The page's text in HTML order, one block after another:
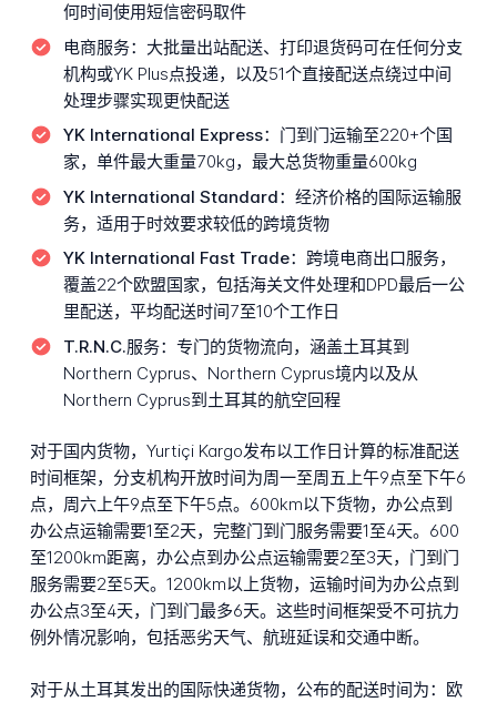
何时间使用短信密码取件
电商服务： 大批量出站配送、打印退货码可在任何分支
机构或YK Plus点投递，以及51个直接配送点绕过中间
处理步骤实现更快配送
YK International Express： 门到门运输至220+个国
家，单件最大重量70kg，最大总货物重量600kg
YK International Standard： 经济价格的国际运输服
务，适用于时效要求较低的跨境货物
YK International Fast Trade： 跨境电商出口服务，
覆盖22个欧盟国家，包括海关文件处理和DPD最后一公
里配送，平均配送时间7至10个工作日
T.R.N.C.服务： 专门的货物流向，涵盖土耳其到
Northern Cyprus、Northern Cyprus境内以及从
Northern Cyprus到土耳其的航空回程
对于国内货物，Yurtiçi Kargo发布以工作日计算的标准配送
时间框架，分支机构开放时间为周一至周五上午9点至下午6
点，周六上午9点至下午5点。600km以下货物，办公点到
办公点运输需要1至2天，完整门到门服务需要1至4天。600
至1200km距离，办公点到办公点运输需要2至3天，门到门
服务需要2至5天。1200km以上货物，运输时间为办公点到
办公点3至4天，门到门最多6天。这些时间框架受不可抗力
例外情况影响，包括恶劣天气、航班延误和交通中断。
对于从土耳其发出的国际快递货物，公布的配送时间为：欧